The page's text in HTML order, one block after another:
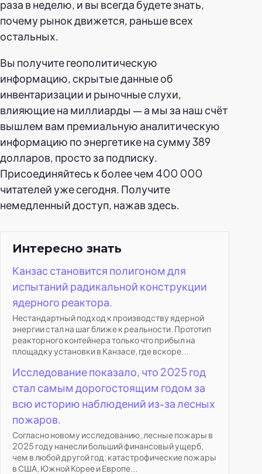
раза в неделю, и вы всегда будете знать,
почему рынок движется, раньше всех
остальных.
Вы получите геополитическую
информацию, скрытые данные об
инвентаризации и рыночные слухи,
влияющие на миллиарды — а мы за наш счёт
вышлем вам премиальную аналитическую
информацию по энергетике на сумму 389
долларов, просто за подписку.
Присоединяйтесь к более чем 400 000
читателей уже сегодня. Получите
немедленный доступ, нажав здесь.
Интересно знать
Канзас становится полигоном для
испытаний радикальной конструкции
ядерного реактора.
Нестандартный подход к производству ядерной
энергии стал на шаг ближе к реальности. Прототип
реакторного контейнера только что прибыл на
площадку установки в Канзасе, где вскоре...
Исследование показало, что 2025 год
стал самым дорогостоящим годом за
всю историю наблюдений из-за лесных
пожаров.
Согласно новому исследованию, лесные пожары в
2025 году нанесли больший финансовый ущерб,
чем в любой другой год: катастрофические пожары
в США, Южной Корее и Европе...